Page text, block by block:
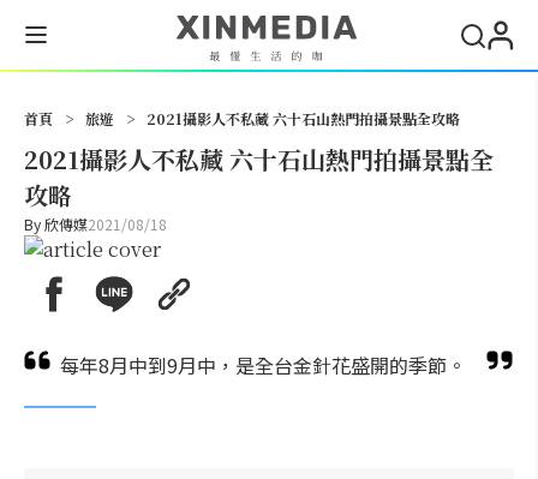
首頁 > 旅遊 > 2021攝影人不私藏 六十石山熱門拍攝景點全攻略
2021攝影人不私藏 六十石山熱門拍攝景點全
攻略
By欣傳媒2021/08/18
每年8月中到9月中，是全台金針花盛開的季節。